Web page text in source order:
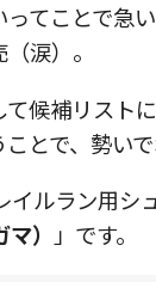
てことで急
涙）。
て候補リスト
とで、勢いで
イルラン用シ
） 」です。